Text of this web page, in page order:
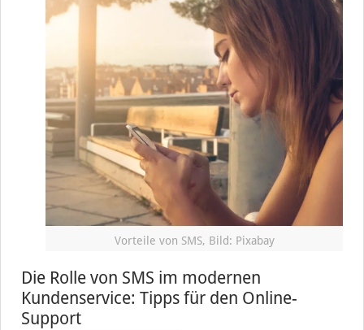
Vorteile von SMS, Bild: Pixabay
Die Rolle von SMS im modernen
Kundenservice: Tipps für den Online-
Support